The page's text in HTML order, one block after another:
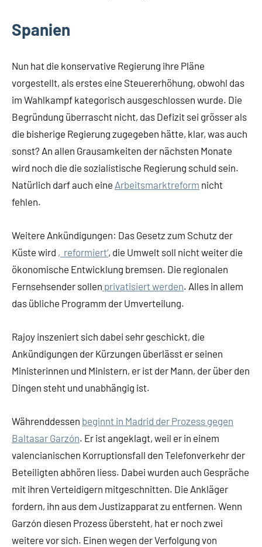
Spanien
Nun hat die konservative Regierung ihre Pläne
vorgestellt, als erstes eine Steuererhöhung, obwohl das
im Wahlkampf kategorisch ausgeschlossen wurde. Die
Begründung überrascht nicht, das Defizit sei grösser als
die bisherige Regierung zugegeben hätte, klar, was auch
sonst? An allen Grausamkeiten der nächsten Monate
wird noch die die sozialistische Regierung schuld sein.
Natürlich darf auch eine Arbeitsmarktreform nicht
fehlen.
Weitere Ankündigungen: Das Gesetz zum Schutz der
Küste wird ‚reformiert‘, die Umwelt soll nicht weiter die
ökonomische Entwicklung bremsen. Die regionalen
Fernsehsender sollen privatisiert werden. Alles in allem
das übliche Programm der Umverteilung.
Rajoy inszeniert sich dabei sehr geschickt, die
Ankündigungen der Kürzungen überlässt er seinen
Ministerinnen und Ministern, er ist der Mann, der über den
Dingen steht und unabhängig ist.
Währenddessen beginnt in Madrid der Prozess gegen
Baltasar Garzón. Er ist angeklagt, weil er in einem
valencianischen Korruptionsfall den Telefonverkehr der
Beteiligten abhören liess. Dabei wurden auch Gespräche
mit ihren Verteidigern mitgeschnitten. Die Ankläger
fordern, ihn aus dem Justizapparat zu entfernen. Wenn
Garzón diesen Prozess übersteht, hat er noch zwei
weitere vor sich. Einen wegen der Verfolgung von